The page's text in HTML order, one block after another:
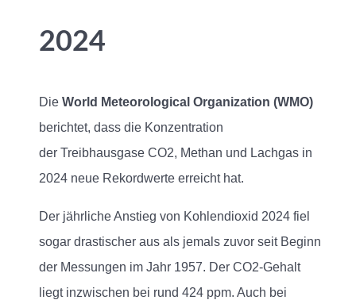
2024
Die World Meteorological Organization (WMO)
berichtet, dass die Konzentration
der Treibhausgase CO2, Methan und Lachgas in
2024 neue Rekordwerte erreicht hat.
Der jährliche Anstieg von Kohlendioxid 2024 fiel
sogar drastischer aus als jemals zuvor seit Beginn
der Messungen im Jahr 1957. Der CO2-Gehalt
liegt inzwischen bei rund 424 ppm. Auch bei